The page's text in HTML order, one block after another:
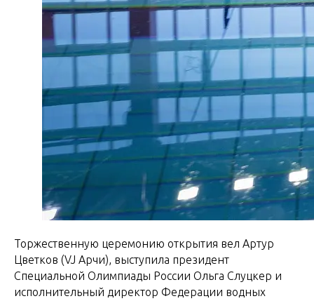
Торжественную церемонию открытия вел Артур
Цветков (VJ Арчи), выступила президент
Специальной Олимпиады России Ольга Слуцкер и
исполнительный директор Федерации водных